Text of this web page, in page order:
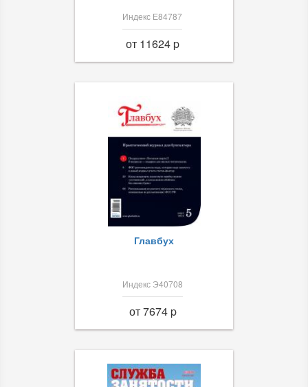
Индекс Е84787
от 11624 p
Главбух
Индекс Э40708
от 7674 p